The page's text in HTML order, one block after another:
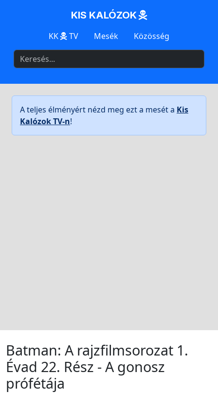
KIS KALÓZOK
KK TV Mesék Közösség
A teljes élményért nézd meg ezt a mesét a Kis
Kalózok TV-n!
Batman: A rajzfilmsorozat 1.
Évad 22. Rész - A gonosz
prófétája